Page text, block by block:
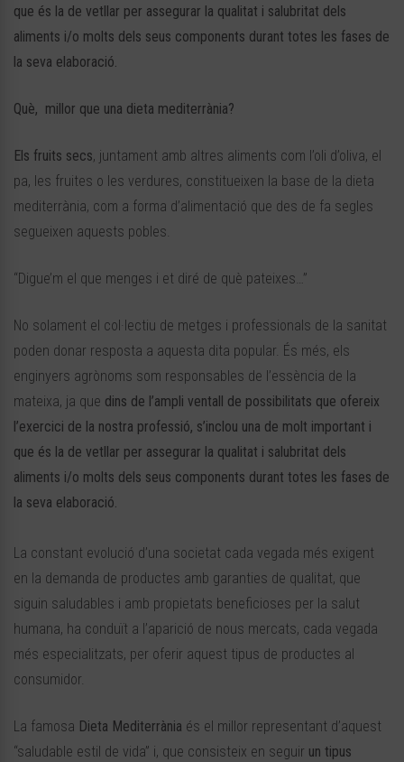
que és la de vetllar per assegurar la qualitat i salubritat dels
aliments i/o molts dels seus components durant totes les fases de
la seva elaboració.
Què, millor que una dieta mediterrània?
Els fruits secs, juntament amb altres aliments com l’oli d’oliva, el
pa, les fruites o les verdures, constitueixen la base de la dieta
mediterrània, com a forma d’alimentació que des de fa segles
segueixen aquests pobles.
“Digue’m el que menges i et diré de què pateixes…”
No solament el col·lectiu de metges i professionals de la sanitat
poden donar resposta a aquesta dita popular. És més, els
enginyers agrònoms som responsables de l’essència de la
mateixa, ja que dins de l’ampli ventall de possibilitats que ofereix
l’exercici de la nostra professió, s’inclou una de molt important i
que és la de vetllar per assegurar la qualitat i salubritat dels
aliments i/o molts dels seus components durant totes les fases de
la seva elaboració.
La constant evolució d’una societat cada vegada més exigent
en la demanda de productes amb garanties de qualitat, que
siguin saludables i amb propietats beneficioses per la salut
humana, ha conduït a l’aparició de nous mercats, cada vegada
més especialitzats, per oferir aquest tipus de productes al
consumidor.
La famosa Dieta Mediterrània és el millor representant d’aquest
“saludable estil de vida” i, que consisteix en seguir un tipus